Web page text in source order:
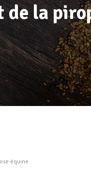
la
équine